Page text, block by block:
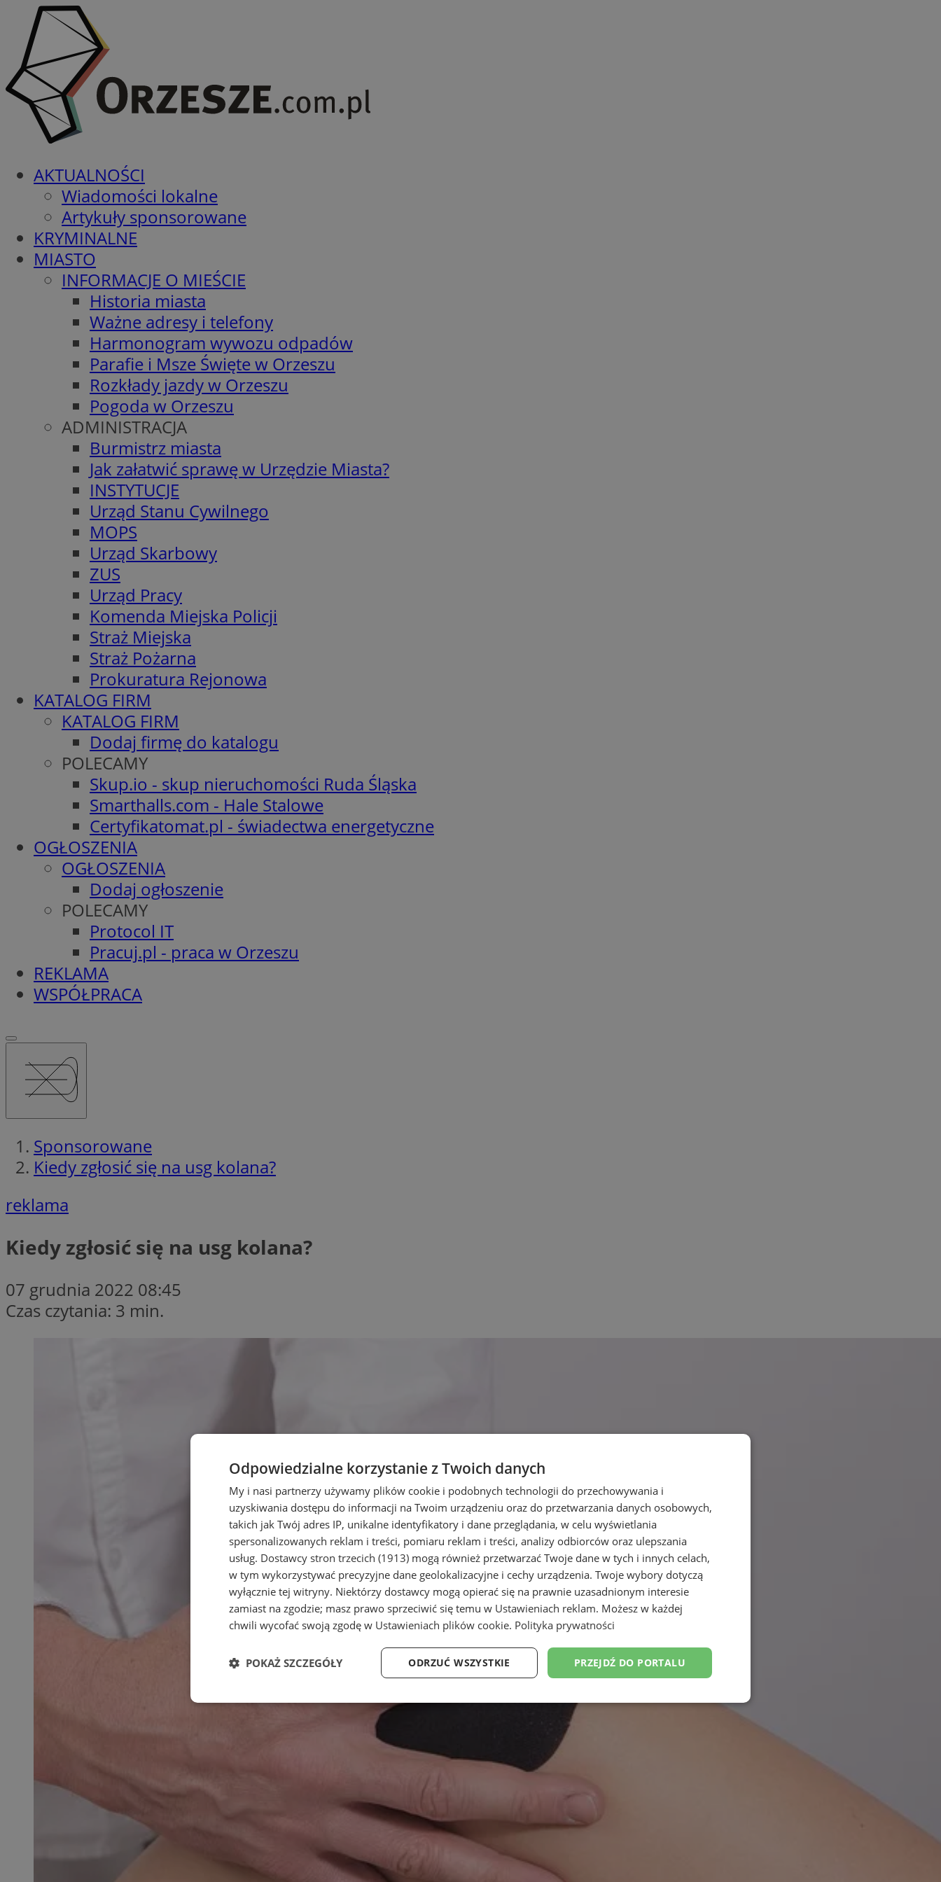
AKTUALNOŚCI
Wiadomości lokalne
Artykuły sponsorowane
KRYMINALNE
MIASTO
INFORMACJE O MIEŚCIE
Historia miasta
Ważne adresy i telefony
Harmonogram wywozu odpadów
Parafie i Msze Święte w Orzeszu
Rozkłady jazdy w Orzeszu
Pogoda w Orzeszu
ADMINISTRACJA
Burmistrz miasta
Jak załatwić sprawę w Urzędzie Miasta?
INSTYTUCJE
Urząd Stanu Cywilnego
MOPS
Urząd Skarbowy
ZUS
Urząd Pracy
Komenda Miejska Policji
Straż Miejska
Straż Pożarna
Prokuratura Rejonowa
KATALOG FIRM
KATALOG FIRM
Dodaj firmę do katalogu
POLECAMY
Skup.io - skup nieruchomości Ruda Śląska
Smarthalls.com - Hale Stalowe
Certyfikatomat.pl - świadectwa energetyczne
OGŁOSZENIA
OGŁOSZENIA
Dodaj ogłoszenie
POLECAMY
Protocol IT
Pracuj.pl - praca w Orzeszu
REKLAMA
WSPÓŁPRACA
Sponsorowane
Kiedy zgłosić się na usg kolana?
reklama
Kiedy zgłosić się na usg kolana?
07 grudnia 2022 08:45
Czas czytania: 3 min.
Odpowiedzialne korzystanie z Twoich danych
My i nasi partnerzy używamy plików cookie i podobnych technologii do przechowywania i
uzyskiwania dostępu do informacji na Twoim urządzeniu oraz do przetwarzania danych osobowych,
takich jak Twój adres IP, unikalne identyfikatory i dane przeglądania, w celu wyświetlania
spersonalizowanych reklam i treści, pomiaru reklam i treści, analizy odbiorców oraz ulepszania
usług. Dostawcy stron trzecich (1913) mogą również przetwarzać Twoje dane w tych i innych celach,
w tym wykorzystywać precyzyjne dane geolokalizacyjne i cechy urządzenia. Twoje wybory dotyczą
wyłącznie tej witryny. Niektórzy dostawcy mogą opierać się na prawnie uzasadnionym interesie
zamiast na zgodzie; masz prawo sprzeciwić się temu w Ustawieniach reklam. Możesz w każdej
chwili wycofać swoją zgodę w Ustawieniach plików cookie. Polityka prywatności
PRZEJDŹ DO PORTALU
ODRZUĆ WSZYSTKIE
POKAŻ SZCZEGÓŁY
Niezbędne Wydajność Targetowanie Funkcjonalność Niesklasyfikowane
Wydajność
Niezbędne pliki cookie umożliwiają korzystanie z podstawowych funkcji strony internetowej, takich jak logowanie użytkownika i
zarządzanie kontem. Bez niezbędnych plików cookie nie można prawidłowo korzystać ze strony internetowej.
Provider
/
Domena